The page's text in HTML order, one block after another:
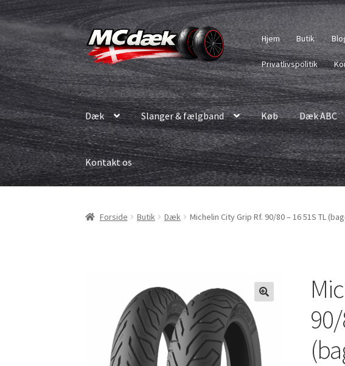
Spring
til
navigation
Spring
til
indhold
Hjem Butik
Privatlivspolitik
Dæk Slanger & fælgband Køb Dæk ABC
Kontakt os
Forside Butik Dæk Michelin City Grip Rf. 90/80 – 16 51S TL